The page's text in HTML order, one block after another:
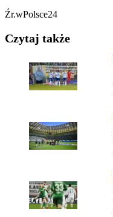
Źr.wPolsce24
Czytaj także